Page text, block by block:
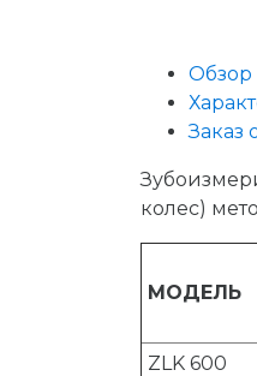
Обзор
Заказ
колес)
МОДЕЛЬ
ZLK 600